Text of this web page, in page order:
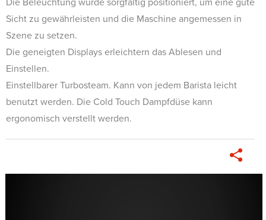
Sicht zu gewährleisten und die Maschine angemessen in
Szene zu setzen.
Die geneigten Displays erleichtern das Ablesen und
Einstellen.
Einstellbarer Turbosteam. Kann von jedem Barista leicht
benutzt werden. Die Cold Touch Dampfdüse kann
ergonomisch verstellt werden.